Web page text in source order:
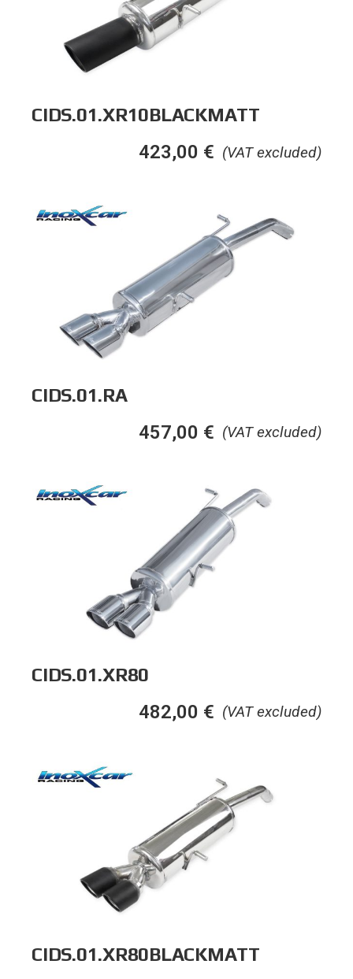
CIDS.01.XR10BLACKMATT
(VAT excluded)
423,00 €
CIDS.01.RA
(VAT excluded)
457,00 €
CIDS.01.XR80
(VAT excluded)
482,00 €
CIDS.01.XR80BLACKMATT